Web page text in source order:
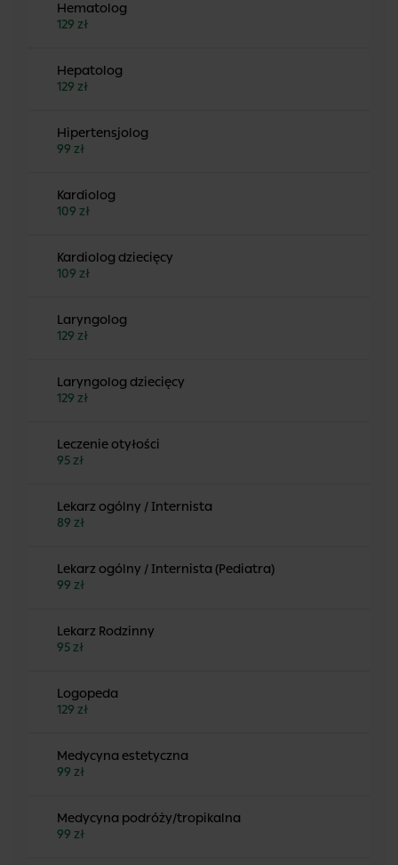
Hematolog
129 zł
Hepatolog
129 zł
Hipertensjolog
99 zł
Kardiolog
109 zł
Kardiolog dziecięcy
109 zł
Laryngolog
129 zł
Laryngolog dziecięcy
129 zł
Leczenie otyłości
95 zł
Lekarz ogólny / Internista
89 zł
Lekarz ogólny / Internista (Pediatra)
99 zł
Lekarz Rodzinny
95 zł
Logopeda
129 zł
Medycyna estetyczna
99 zł
Medycyna podróży/tropikalna
99 zł